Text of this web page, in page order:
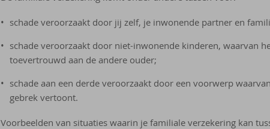
schade veroorzaakt door jij zelf, je inwonende partner en
schade veroorzaakt door niet-inwonende kinderen, waarvan
toevertrouwd aan de andere ouder;
schade aan een derde veroorzaakt door een voorwerp
gebrek vertoont.
Voorbeelden van situaties waarin je familiale verzekering kan